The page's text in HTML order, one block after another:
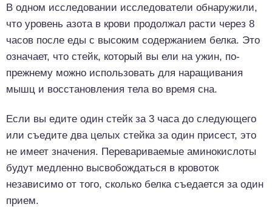
В одном исследовании исследователи обнаружили,
что уровень азота в крови продолжал расти через 8
часов после еды с высоким содержанием белка. Это
означает, что стейк, который вы ели на ужин, по-
прежнему можно использовать для наращивания
мышц и восстановления тела во время сна.
Если вы едите один стейк за 3 часа до следующего
или съедите два целых стейка за один присест, это
не имеет значения. Перевариваемые аминокислоты
будут медленно высвобождаться в кровоток
независимо от того, сколько белка съедается за один
прием.